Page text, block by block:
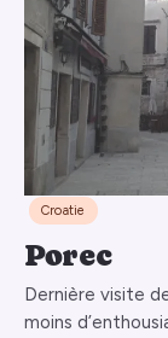
Croatie
Porec
Dernière visite
moins